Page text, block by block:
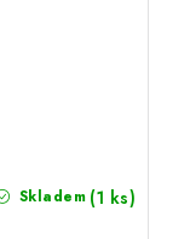
Skladem (1 ks)